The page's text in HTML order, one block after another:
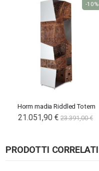
Horm madia Riddled Totem
Special
Price
21.051,90 € 23.391,00 €
-10%
PRODOTTI CORRELATI